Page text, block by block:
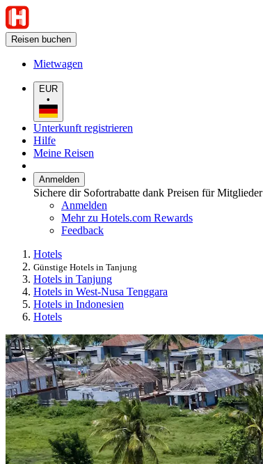
Reisen buchen
Mietwagen
EUR
•
Unterkunft registrieren
Hilfe
Meine Reisen
Anmelden
Sichere dir Sofortrabatte dank Preisen für Mitglieder
Anmelden
Mehr zu Hotels.com Rewards
Feedback
Hotels
Günstige Hotels in Tanjung
Hotels in Tanjung
Hotels in West-Nusa Tenggara
Hotels in Indonesien
Hotels